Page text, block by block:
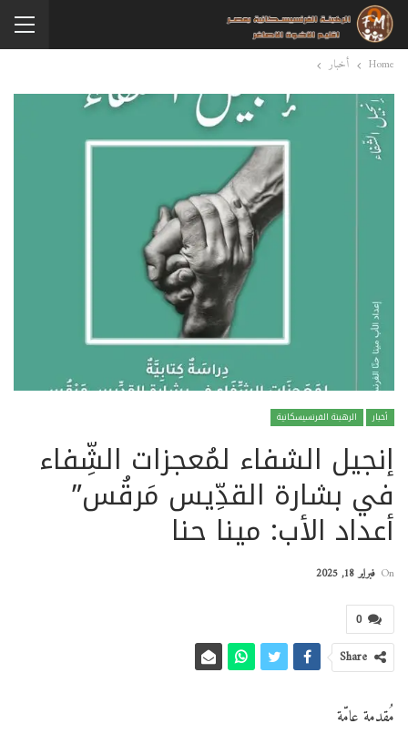
Home أخبار
أخبار الرهبنة الفرنسيسكانية
إنجيل الشفاء لمُعجزات الشِّفاء
في بشارة القدِّيس مَرقُس”
أعداد الأب: مينا حنا
On فبراير 18, 2025
0
Share
مُقدمة عامّة